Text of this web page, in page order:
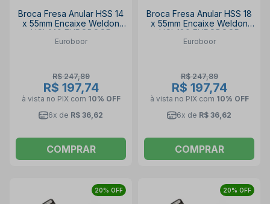
Broca Fresa Anular HSS 14
x 55mm Encaixe Weldon
HCL.140 EUROBOOR
Euroboor
R$ 247,89
R$ 197,74
à vista no PIX com 10% OFF
6x de R$ 36,62
COMPRAR
Broca Fresa Anular HSS 18
x 55mm Encaixe Weldon
HCL.180 EUROBOOR
Euroboor
R$ 247,89
R$ 197,74
à vista no PIX com 10% OFF
6x de R$ 36,62
COMPRAR
20% OFF 20% OFF